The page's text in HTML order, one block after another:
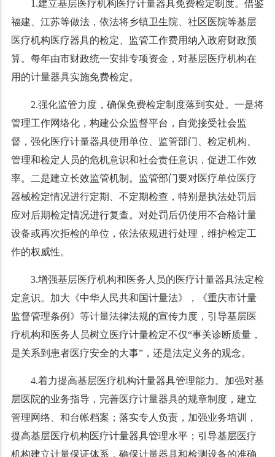
1.建立基层医疗机构医疗计量器具免费检定制度。借鉴
福建、江苏等做法，依法将乡镇卫生院、社区医院等基层
医疗机构医疗器具的检定、监管工作费用纳入政府财政预
算。每年由市财政统一安排专项资金，对基层医疗机构在
用的计量器具实施免费检定。
2.强化监管力度，确保免费检定制度落到实处。一是将
管理工作网络化，构建公众监督平台，自觉接受社会监
督，强化医疗计量器具使用单位、监管部门、检定机构、
管理和检定人员的危机意识和社会责任意识，促进工作效
率。二是建立长效监管机制。监管部门要对医疗单位医疗
器械检定情况进行定期、不定期检查，特别是执法处罚后
应对后期检定情况进行复查。对处罚后仍使用不合格计量
设备或再次拒检的单位，依法依规进行处理，维护检定工
作的权威性。
3.增强基层医疗机构和医务人员的医疗计量器具法定检
定意识。加大《中华人民共和国计量法》，《重庆市计量
监督管理条例》等计量法律法规的宣传力度，引导基层医
疗机构和医务人员树立医疗计量检定不仅“事关诊断质量，
是关系到患者医疗安全的大事”，还是法定义务的观念。
4.着力提高基层医疗机构计量器具管理能力。加强对基
层医院的业务指导，完善医疗计量器具的规章制度，建立
管理网络、和台帐档案；落实专人负责，加强业务培训，
提高基层医疗机构医疗计量器具管理水平；引导基层医疗
机构建立计量保证体系，确保计量器具和检测设备的准确